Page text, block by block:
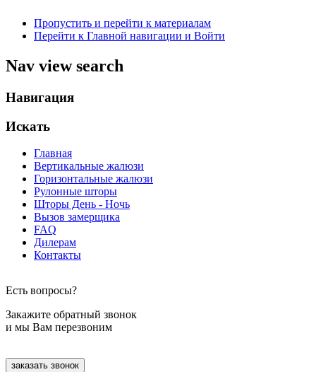
Пропустить и перейти к материалам
Перейти к Главной навигации и Войти
Nav view search
Навигация
Искать
Главная
Вертикальные жалюзи
Горизонтальные жалюзи
Рулонные шторы
Шторы День - Ночь
Вызов замерщика
FAQ
Дилерам
Контакты
Есть вопросы?
Закажите обратный звонок
и мы Вам перезвоним
заказать звонок